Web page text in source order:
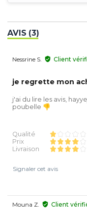
AVIS (3)
Nessrine S. Client
je regrette mon
j'ai du lire les avis,
poubelle 👎
Qualité
Prix
Livraison
Signaler cet avis
Mouna Z. Client